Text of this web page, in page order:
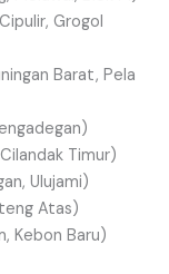
Grogol
Barat, Pela
Timur)
Ulujami)
Atas)
Kebon Baru)